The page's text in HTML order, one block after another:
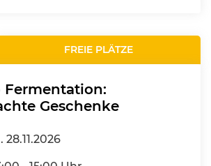
FREIE PLÄTZE
Fermentation:
Geschenke
28.11.2026